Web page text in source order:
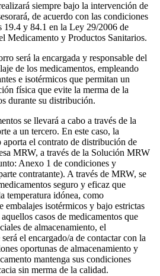
siempre bajo la intervención de
de acuerdo con las condiciones
19.4 y 84.1 en la Ley 29/2006 de
Medicamento y Productos Sanitarios.
será la encargada y responsable del
de los medicamentos, empleando
e isotérmicos que permitan un
física que evite la merma de la
durante su distribución.
se llevará a cabo a través de la
a un tercero. En este caso, la
aporta el contrato de distribución de
MRW, a través de la Solución MRW
Anexo 1 de condiciones y
contratante). A través de MRW, se
seguro y eficaz que
temperatura idónea, como
embalajes isotérmicos y bajo estrictas
casos de medicamentos que
de almacenamiento, el
el encargado/a de contactar con la
oportunas de almacenamiento y
mantenga sus condiciones
sin merma de la calidad.